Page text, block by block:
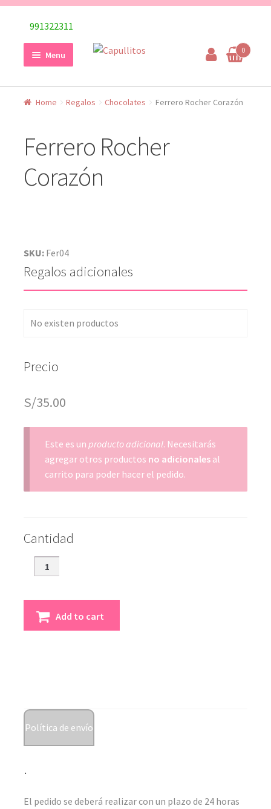
Skip
navigation
Skip
content
991322311
Menu 0
Home Regalos Chocolates Ferrero Rocher Corazón
Ferrero Rocher
Corazón
SKU: Fer04
Regalos adicionales
No existen productos
Precio
S/35.00
Este es un producto adicional. Necesitarás
agregar otros productos no adicionales al
carrito para poder hacer el pedido.
Cantidad
Ferrero
Rocher
Add to cart
Política de envío
.
El pedido se deberá realizar con un plazo de 24 horas